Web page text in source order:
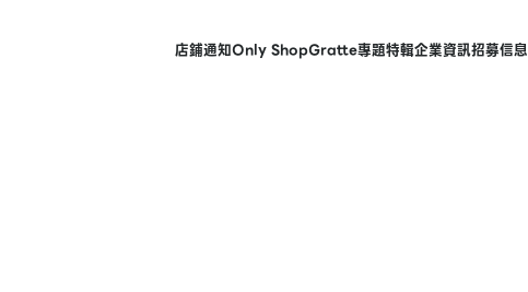
店鋪通知Only ShopGratte專題特輯企業資訊招募信息